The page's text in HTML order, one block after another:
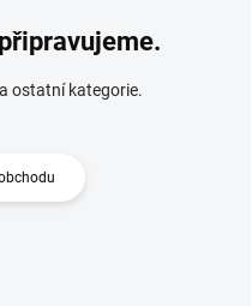
ostatní kategorie.